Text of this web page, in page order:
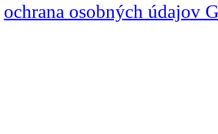
ochrana osobných údajov